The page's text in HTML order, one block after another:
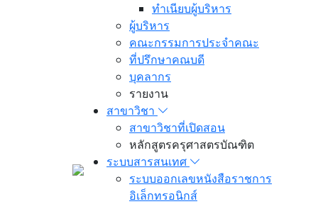
ทำเนียบผู้บริหาร
ผู้บริหาร
คณะกรรมการประจำคณะ
ที่ปรึกษาคณบดี
บุคลากร
รายงาน
สาขาวิชา
สาขาวิชาที่เปิดสอน
หลักสูตรครุศาสตรบัณฑิต
ระบบสารสนเทศ
ระบบออกเลขหนังสือราชการ
อิเล็กทรอนิกส์